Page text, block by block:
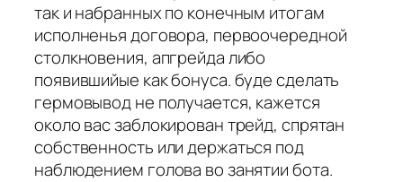
так и набранных по конечным итогам
исполненья договора, первоочередной
столкновения, апгрейда либо
появившийые как бонуса. буде сделать
гермовывод не получается, кажется
около вас заблокирован трейд, спрятан
собственность или держаться под
наблюдением голова во занятии бота.